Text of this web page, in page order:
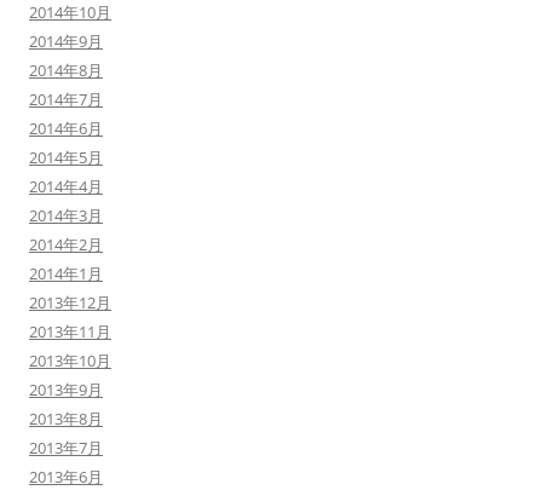
2014年10月
2014年9月
2014年8月
2014年7月
2014年6月
2014年5月
2014年4月
2014年3月
2014年2月
2014年1月
2013年12月
2013年11月
2013年10月
2013年9月
2013年8月
2013年7月
2013年6月